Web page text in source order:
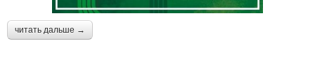
читать дальше →